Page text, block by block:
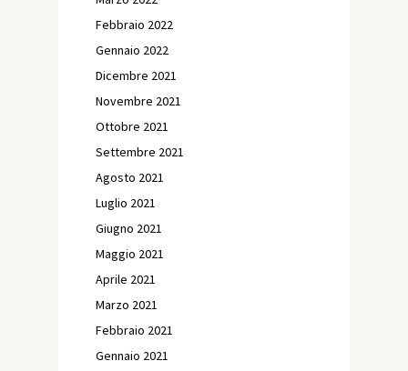
Febbraio 2022
Gennaio 2022
Dicembre 2021
Novembre 2021
Ottobre 2021
Settembre 2021
Agosto 2021
Luglio 2021
Giugno 2021
Maggio 2021
Aprile 2021
Marzo 2021
Febbraio 2021
Gennaio 2021